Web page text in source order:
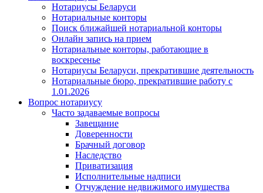
Нотариусы Беларуси
Нотариальные конторы
Поиск ближайшей нотариальной конторы
Онлайн запись на прием
Нотариальные конторы, работающие в
воскресенье
Нотариусы Беларуси, прекратившие деятельность
Нотариальные бюро, прекратившие работу с
1.01.2026
Вопрос нотариусу
Часто задаваемые вопросы
Завещание
Доверенности
Брачный договор
Наследство
Приватизация
Исполнительные надписи
Отчуждение недвижимого имущества